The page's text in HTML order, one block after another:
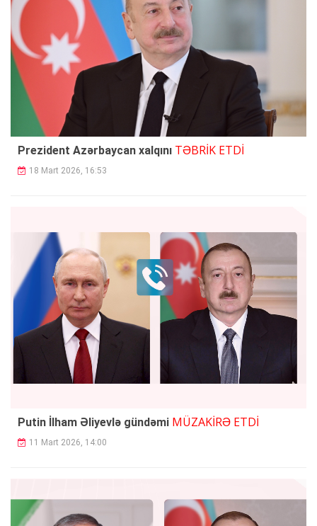
Prezident Azərbaycan xalqını TƏBRİK ETDİ
18 Mart 2026, 16:53
Putin İlham Əliyevlə gündəmi MÜZAKİRƏ ETDİ
11 Mart 2026, 14:00